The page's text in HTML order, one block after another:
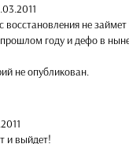
восстановления не
прошлом году и дефо в
не опубликован.
и выйдет!